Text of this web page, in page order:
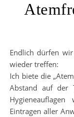
Endlich dürfen wir uns in der Residenz in kleinen Kursen
wieder treffen:
Ich biete die
Abstand auf der
Eintragen aller